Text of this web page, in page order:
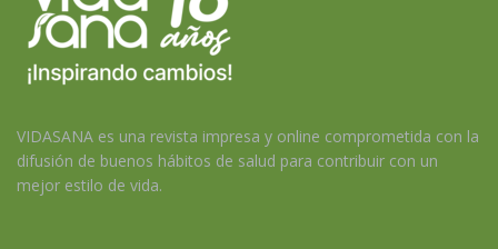
VIDASANA es una revista impresa y online comprometida con la
difusión de buenos hábitos de salud para contribuir con un
mejor estilo de vida.